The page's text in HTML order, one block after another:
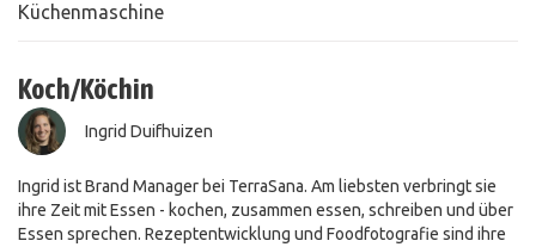
Küchenmaschine
Koch/Köchin
Ingrid Duifhuizen
Ingrid ist Brand Manager bei TerraSana. Am liebsten verbringt sie
ihre Zeit mit Essen - kochen, zusammen essen, schreiben und über
Essen sprechen. Rezeptentwicklung und Foodfotografie sind ihre